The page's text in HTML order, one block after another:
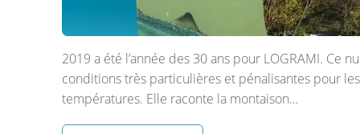
2019 a été l’année des 30 ans pour LOGRAMI. Ce
conditions très particulières et pénalisantes pour
températures. Elle raconte la montaison…